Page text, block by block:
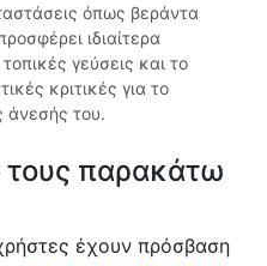
όπως βεράντα
ιδιαίτερα
γεύσεις και το
κριτικές για το
άνεσής του.
τους παρακάτω
έχουν πρόσβαση